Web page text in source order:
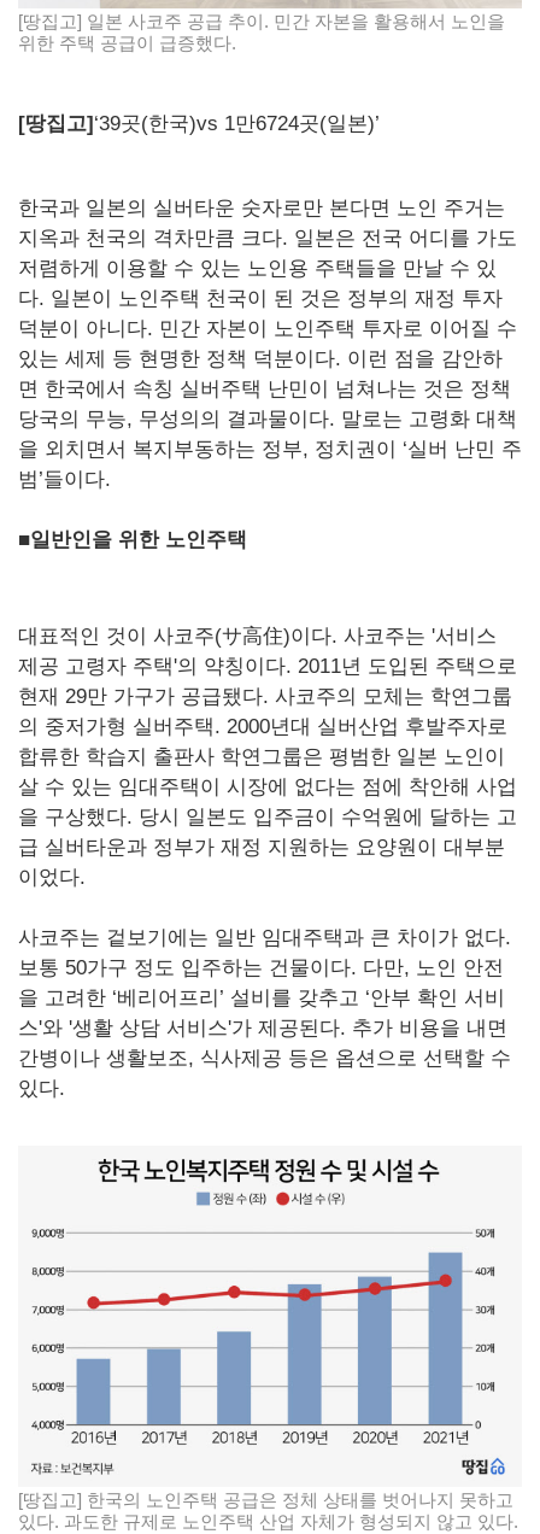
[땅집고] 일본 사코주 공급 추이. 민간 자본을 활용해서 노인을
위한 주택 공급이 급증했다.
[땅집고]‘39곳(한국)vs 1만6724곳(일본)’
한국과 일본의 실버타운 숫자로만 본다면 노인 주거는
지옥과 천국의 격차만큼 크다. 일본은 전국 어디를 가도
저렴하게 이용할 수 있는 노인용 주택들을 만날 수 있
다. 일본이 노인주택 천국이 된 것은 정부의 재정 투자
덕분이 아니다. 민간 자본이 노인주택 투자로 이어질 수
있는 세제 등 현명한 정책 덕분이다. 이런 점을 감안하
면 한국에서 속칭 실버주택 난민이 넘쳐나는 것은 정책
당국의 무능, 무성의의 결과물이다. 말로는 고령화 대책
을 외치면서 복지부동하는 정부, 정치권이 ‘실버 난민 주
범’들이다.
■일반인을 위한 노인주택
대표적인 것이 사코주(サ高住)이다. 사코주는 '서비스
제공 고령자 주택'의 약칭이다. 2011년 도입된 주택으로
현재 29만 가구가 공급됐다. 사코주의 모체는 학연그룹
의 중저가형 실버주택. 2000년대 실버산업 후발주자로
합류한 학습지 출판사 학연그룹은 평범한 일본 노인이
살 수 있는 임대주택이 시장에 없다는 점에 착안해 사업
을 구상했다. 당시 일본도 입주금이 수억원에 달하는 고
급 실버타운과 정부가 재정 지원하는 요양원이 대부분
이었다.
사코주는 겉보기에는 일반 임대주택과 큰 차이가 없다.
보통 50가구 정도 입주하는 건물이다. 다만, 노인 안전
을 고려한 ‘베리어프리’ 설비를 갖추고 ‘안부 확인 서비
스'와 '생활 상담 서비스'가 제공된다. 추가 비용을 내면
간병이나 생활보조, 식사제공 등은 옵션으로 선택할 수
있다.
[땅집고] 한국의 노인주택 공급은 정체 상태를 벗어나지 못하고
있다. 과도한 규제로 노인주택 산업 자체가 형성되지 않고 있다.